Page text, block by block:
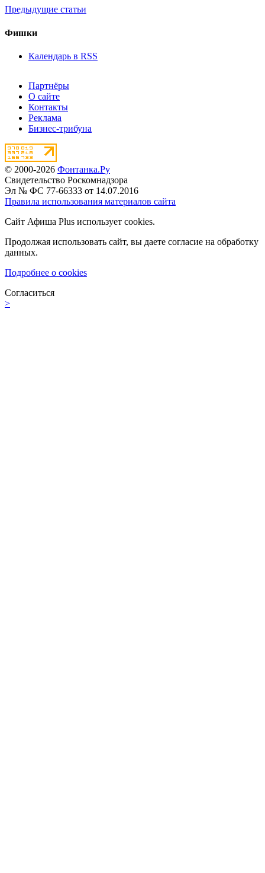
Предыдущие статьи
Фишки
Календарь в RSS
Партнёры
О сайте
Контакты
Реклама
Бизнес-трибуна
© 2000-2026 Фонтанка.Ру
Свидетельство Роскомнадзора
Эл № ФС 77-66333 от 14.07.2016
Правила использования материалов сайта
Сайт Афиша Plus использует cookies.
Продолжая использовать сайт, вы даете согласие на обработку
данных.
Подробнее о cookies
Согласиться
>